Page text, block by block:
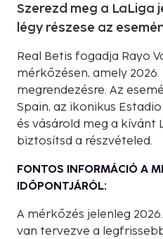
Szerezd meg a LaLiga
légy részese az
Real Betis fogadja Rayo
mérkőzésen, amely
megrendezésre. Az
Spain, az ikonikus
és vásárold meg a kívánt
biztosítsd a részvételed.
FONTOS INFORMÁCIÓ A
IDŐPONTJÁRÓL:
A mérkőzés jelenleg
van tervezve a